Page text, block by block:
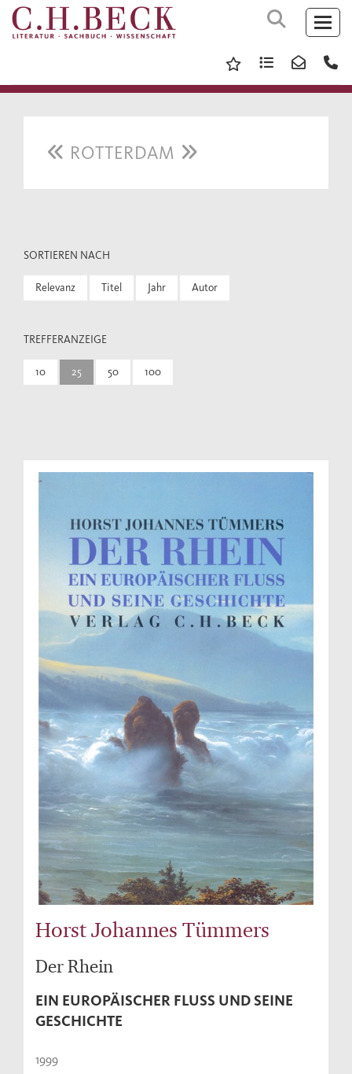
ROTTERDAM
SORTIEREN NACH
Relevanz Titel Jahr Autor
TREFFERANZEIGE
10 25 50 100
Horst Johannes Tümmers
Der Rhein
EIN EUROPÄISCHER FLUSS UND SEINE
GESCHICHTE
1999